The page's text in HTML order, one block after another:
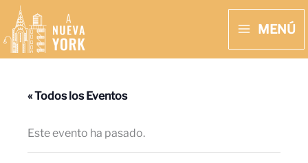
contenido
MENÚ
« Todos los Eventos
Este evento ha pasado.